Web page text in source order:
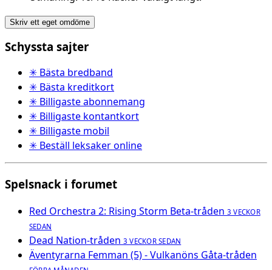
Skriv ett eget omdöme
Schyssta sajter
✳ Bästa bredband
✳ Bästa kreditkort
✳ Billigaste abonnemang
✳ Billigaste kontantkort
✳ Billigaste mobil
✳ Beställ leksaker online
Spelsnack i forumet
Red Orchestra 2: Rising Storm Beta-tråden 3 VECKOR
SEDAN
Dead Nation-tråden 3 VECKOR SEDAN
Äventyrarna Femman (5) - Vulkanöns Gåta-tråden